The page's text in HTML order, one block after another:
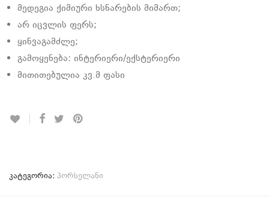
მედეგია ქიმიური ხსნარების მიმართ;
არ იცვლის ფერს;
ყინვაგამძლე;
გამოყენება: ინტერიერი/ექსტერიერი
მითითებულია კვ.მ ფასი
კატეგორია: პორსელანი